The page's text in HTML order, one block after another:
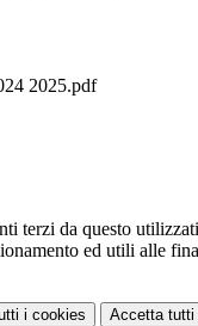
2025.pdf
terzi da questo
ed utili alle
i cookies Accetta tutti